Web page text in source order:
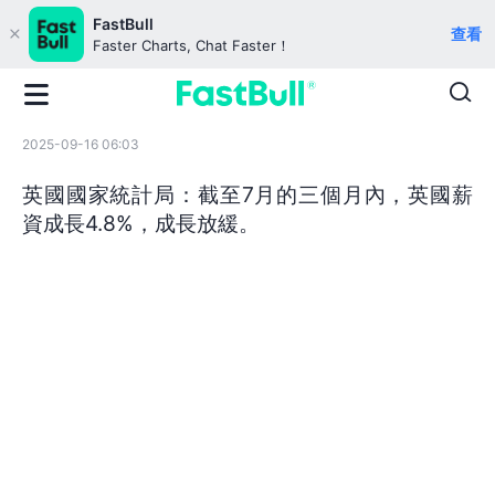
FastBull
Faster Charts, Chat Faster！
查看
2025-09-16 06:03
英國國家統計局：截至7月的三個月內，英國薪
資成長4.8%，成長放緩。